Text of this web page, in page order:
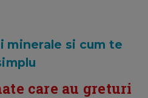
minerale si cum te
care au greturi